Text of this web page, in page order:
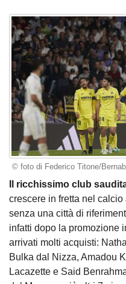
© foto di Federico Titone/
Il ricchissimo club
crescere in fretta nel
senza una città di
infatti dopo la promozione
arrivati molti acquisti:
Bulka dal Nizza, Amadou
Lacazette e Said